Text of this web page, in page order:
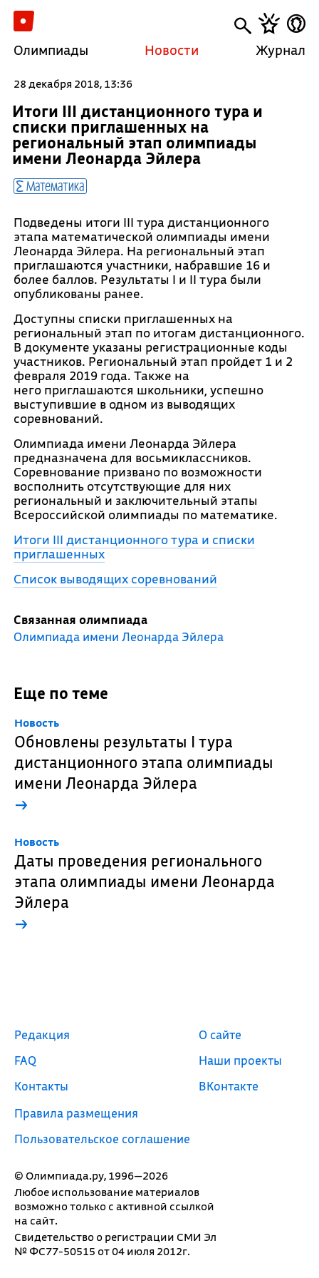
Олимпиады Новости Журнал
28 декабря 2018, 13:36
Итоги III дистанционного тура и
списки приглашенных на
региональный этап олимпиады
имени Леонарда Эйлера
Математика
Подведены итоги III тура дистанционного
этапа математической олимпиады имени
Леонарда Эйлера. На региональный этап
приглашаются участники, набравшие 16 и
более баллов. Результаты I и II тура были
опубликованы ранее.
Доступны списки приглашенных на
региональный этап по итогам дистанционного.
В документе указаны регистрационные коды
участников. Региональный этап пройдет 1 и 2
февраля 2019 года. Также на
него приглашаются школьники, успешно
выступившие в одном из выводящих
соревнований.
Олимпиада имени Леонарда Эйлера
предназначена для восьмиклассников.
Соревнование призвано по возможности
восполнить отсутствующие для них
региональный и заключительный этапы
Всероссийской олимпиады по математике.
Итоги III дистанционного тура и списки
приглашенных
Список выводящих соревнований
Связанная олимпиада
Олимпиада имени Леонарда Эйлера
Еще по теме
Новость
Обновлены результаты I тура
дистанционного этапа олимпиады
имени Леонарда Эйлера
→
Новость
Даты проведения регионального
этапа олимпиады имени Леонарда
Эйлера
→
© Олимпиада.ру, 1996—2026
Любое использование материалов
возможно только с активной ссылкой
на сайт.
Свидетельство о регистрации СМИ Эл
№ ФС77-50515 от 04 июля 2012г.
Редакция
FAQ
Контакты
Правила размещения
Пользовательское соглашение
О сайте
Наши проекты
ВКонтакте